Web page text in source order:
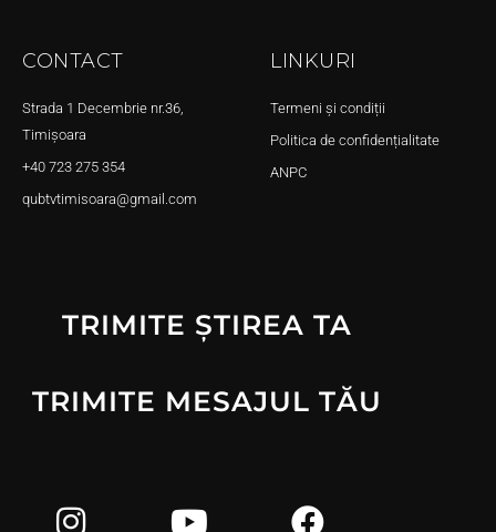
CONTACT
Strada 1 Decembrie nr.36,
Timișoara
+40 723 275 354
qubtvtimisoara@gmail.com
LINKURI
Termeni și condiții
Politica de confidențialitate
ANPC
TRIMITE ȘTIREA TA
TRIMITE MESAJUL TĂU